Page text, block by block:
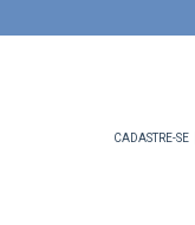
CADASTRE-SE